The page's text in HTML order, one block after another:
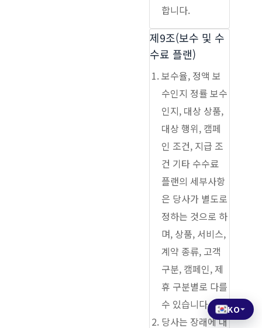
합니다.
제9조(보수 및 수
수료 플랜)
보수율, 정액 보
수인지 정률 보수
인지, 대상 상품,
대상 행위, 캠페
인 조건, 지급 조
건 기타 수수료
플랜의 세부사항
은 당사가 별도로
정하는 것으로 하
며, 상품, 서비스,
계약 종류, 고객
구분, 캠페인, 제
휴 구분별로 다를
수 있습니다.
당사는 장래에 대
KO